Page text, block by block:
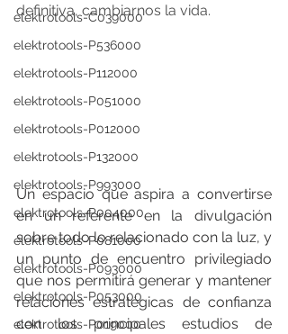
elektrotools-C039000
elektrotools-P536000
elektrotools-P112000
elektrotools-P051000
elektrotools-P012000
elektrotools-P132000
elektrotools-P993000
elektrotools-P004000
elektrotools-P081000
elektrotools-P093000
elektrotools-P053000
elektrotools-P019000
definitiva, cambiarnos la vida.
Un espacio que aspira a convertirse
en un referente en la divulgación
sobre todo lo relacionado con la luz, y
un punto de encuentro privilegiado
que nos permitirá generar y mantener
relaciones estratégicas de confianza
con los principales estudios de